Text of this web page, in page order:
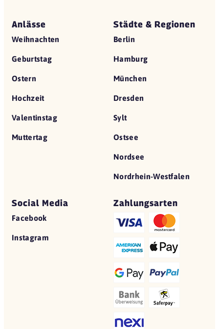
Anlässe
Weihnachten
Geburtstag
Ostern
Hochzeit
Valentinstag
Muttertag
Städte & Regionen
Berlin
Hamburg
München
Dresden
Sylt
Ostsee
Nordsee
Nordrhein-Westfalen
Social Media
Facebook
Instagram
Zahlungsarten